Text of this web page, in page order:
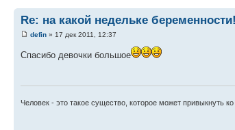
Re: на какой недельке
defin » 17 дек 2011, 12:37
Спасибо девочки большое
Человек - это такое существо, которое может привыкнуть